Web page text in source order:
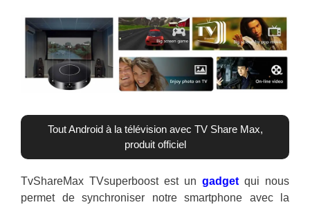
Tout Android à la télévision avec TV Share Max,
produit officiel
TvShareMax TVsuperboost est un gadget qui nous
permet de synchroniser notre smartphone avec la